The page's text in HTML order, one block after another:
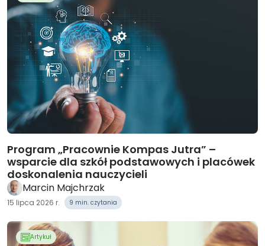
Program „Pracownie Kompas Jutra” –
wsparcie dla szkół podstawowych i placówek
doskonalenia nauczycieli
Marcin Majchrzak
15 lipca 2026 r. 9 min. czytania
Artykuł